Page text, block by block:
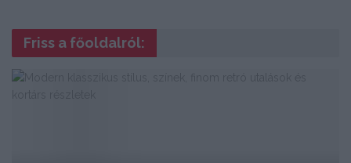
Friss a főoldalról: